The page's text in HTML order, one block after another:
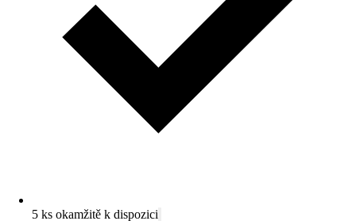
5 ks okamžitě k dispozici